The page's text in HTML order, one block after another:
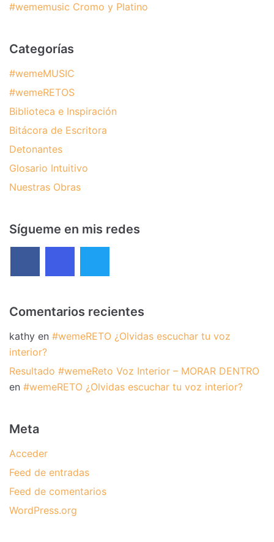
#wememusic Cromo y Platino
Categorías
#wemeMUSIC
#wemeRETOS
Biblioteca e Inspiración
Bitácora de Escritora
Detonantes
Glosario Intuitivo
Nuestras Obras
Sígueme en mis redes
Comentarios recientes
kathy en #wemeRETO ¿Olvidas escuchar tu voz
interior?
Resultado #wemeReto Voz Interior – MORAR DENTRO
en #wemeRETO ¿Olvidas escuchar tu voz interior?
Meta
Acceder
Feed de entradas
Feed de comentarios
WordPress.org